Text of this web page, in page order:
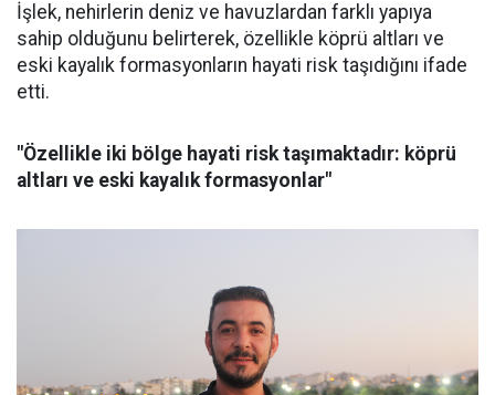
İşlek, nehirlerin deniz ve havuzlardan farklı yapıya
sahip olduğunu belirterek, özellikle köprü altları ve
eski kayalık formasyonların hayati risk taşıdığını ifade
etti.
"Özellikle iki bölge hayati risk taşımaktadır: köprü
altları ve eski kayalık formasyonlar"